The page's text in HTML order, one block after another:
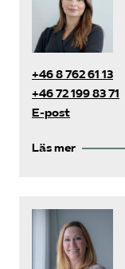
+46 8 762 61 13
+46 72 199 83 71
E-post
Läs mer